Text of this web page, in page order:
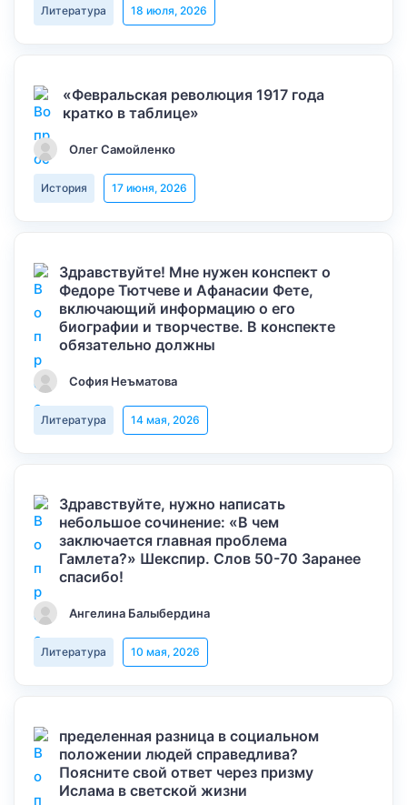
Литература 18 июля, 2026
«Февральская революция 1917 года
кратко в таблице»
Олег Самойленко
История 17 июня, 2026
Здравствуйте! Мне нужен конспект о
Федоре Тютчеве и Афанасии Фете,
включающий информацию о его
биографии и творчестве. В конспекте
обязательно должны
София Неъматова
Литература 14 мая, 2026
Здравствуйте, нужно написать
небольшое сочинение: «В чем
заключается главная проблема
Гамлета?» Шекспир. Слов 50-70 Заранее
спасибо!
Ангелина Балыбердина
Литература 10 мая, 2026
пределенная разница в социальном
положении людей справедлива?
Поясните свой ответ через призму
Ислама в светской жизни